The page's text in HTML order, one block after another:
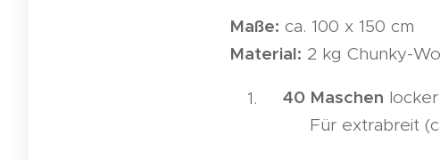
Maße: ca. 100 x 150 cm
Material: 2 kg Chunky-
40 Maschen
👉 Für extrabreit